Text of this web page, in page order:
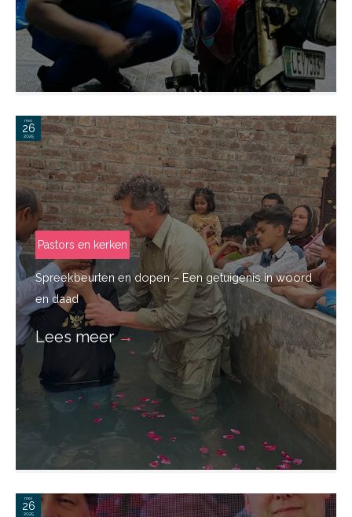
mei
26
2025
Pastors en kerken
Spreekbeurten en dopen – Een getuigenis in woord
en daad
Lees meer→
mei
26
2025